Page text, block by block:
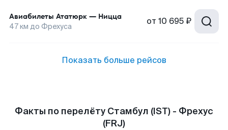
Авиабилеты Ататюрк — Ницца
47км до Фрехуса от 10 695 ₽
Показать больше рейсов
Факты по перелёту Стамбул (IST) - Фрехус
(FRJ)